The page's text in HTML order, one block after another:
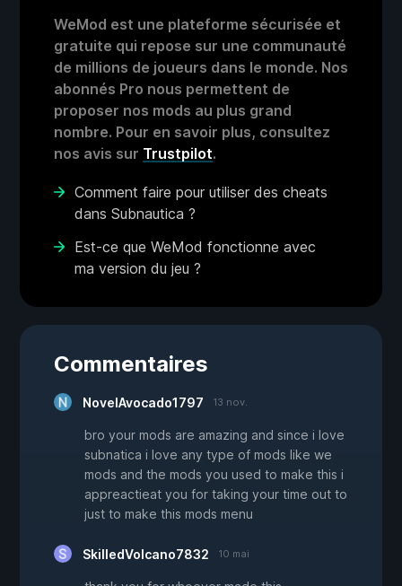
WeMod est une plateforme sécurisée et
gratuite qui repose sur une communauté
de millions de joueurs dans le monde. Nos
abonnés Pro nous permettent de
proposer nos mods au plus grand
nombre. Pour en savoir plus, consultez
nos avis sur Trustpilot.
Comment faire pour utiliser des cheats
dans Subnautica ?
Est-ce que WeMod fonctionne avec
ma version du jeu ?
Commentaires
NovelAvocado1797 13 nov.
bro your mods are amazing and since i love
subnatica i love any type of mods like we
mods and the mods you used to make this i
appreactieat you for taking your time out to
just to make this mods menu
SkilledVolcano7832 10 mai